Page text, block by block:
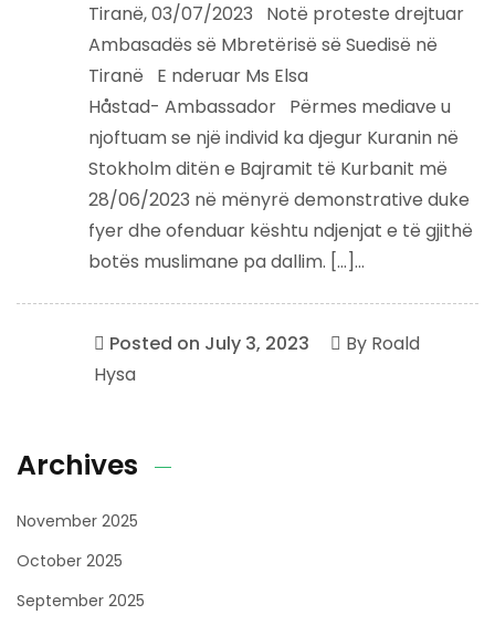
Tiranë, 03/07/2023 Notë proteste drejtuar
Ambasadës së Mbretërisë së Suedisë në
Tiranë E nderuar Ms Elsa
Håstad- Ambassador Përmes mediave u
njoftuam se një individ ka djegur Kuranin në
Stokholm ditën e Bajramit të Kurbanit më
28/06/2023 në mënyrë demonstrative duke
fyer dhe ofenduar kështu ndjenjat e të gjithë
botës muslimane pa dallim. […]...
Posted on July 3, 2023 By Roald
Hysa
Archives
November 2025
October 2025
September 2025